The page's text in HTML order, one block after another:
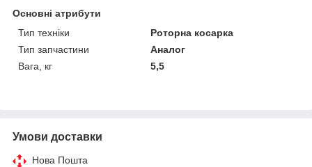
Основні атрибути
Тип техніки
Роторна косарка
Тип запчастини
Аналог
Вага, кг
5,5
Умови доставки
Нова Пошта